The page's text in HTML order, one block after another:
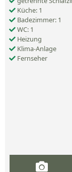
Küche: 1
Badezimmer: 1
WC: 1
Heizung
Klima-Anlage
Fernseher